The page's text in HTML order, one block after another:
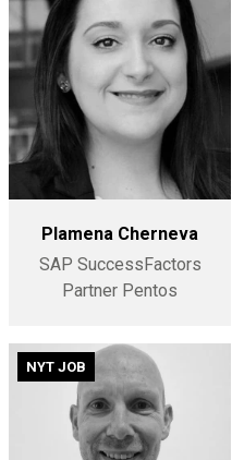
Plamena Cherneva
SAP SuccessFactors
Partner Pentos
NYT JOB